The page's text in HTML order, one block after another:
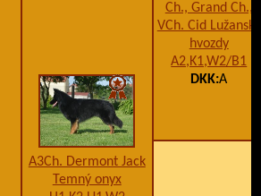
A3Ch. Dermont Jack
Temný onyx
Ch., Grand Ch.,
VCh. Cid Lužanské
hvozdy
A2,K1,W2/B1
DKK:A